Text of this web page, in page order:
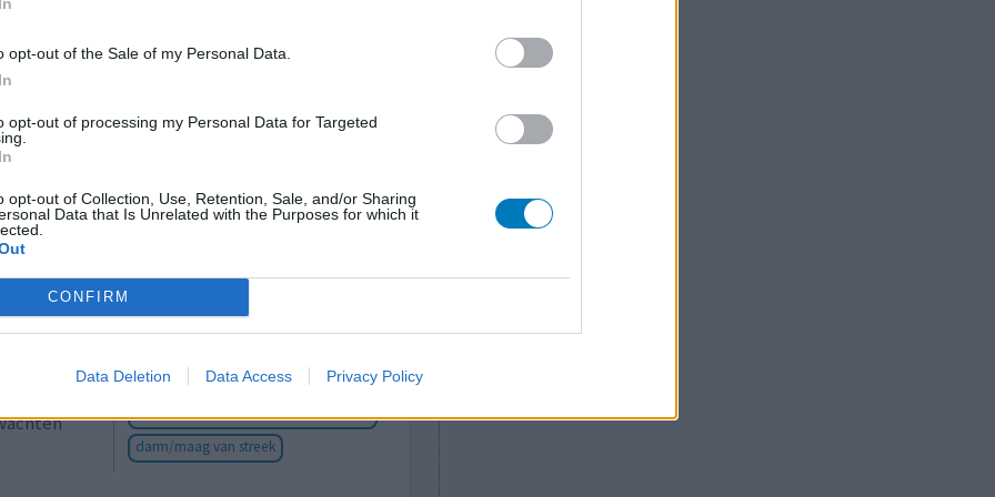
opt-out of the Sale of my Personal Data.
opt-out of processing my Personal Data for Targeted
opt-out of Collection, Use, Retention, Sale, and/or Sharing
Data that Is Unrelated with the Purposes for which it
CONFIRM
Data Deletion Data Access Privacy Policy
Hoeveelheid bijwerkingen
abnormale groei van mannelijke
borsten
darm/maag van streek
Kreeg
en
borsten